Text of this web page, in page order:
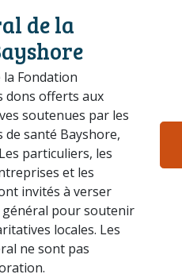
de la
la Fondation
dons offerts aux
soutenues par les
de santé Bayshore,
particuliers, les
et les
invités à verser
pour soutenir
locales. Les
ne sont pas